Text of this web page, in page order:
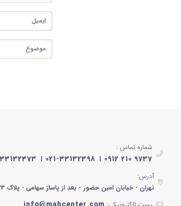
شماره تماس :
0912 210 9737
021-33132398
آدرس:
تهران - خیابان امین حضور - بعد از پاساژ سهامی - پلاک 733 - طبقه 1